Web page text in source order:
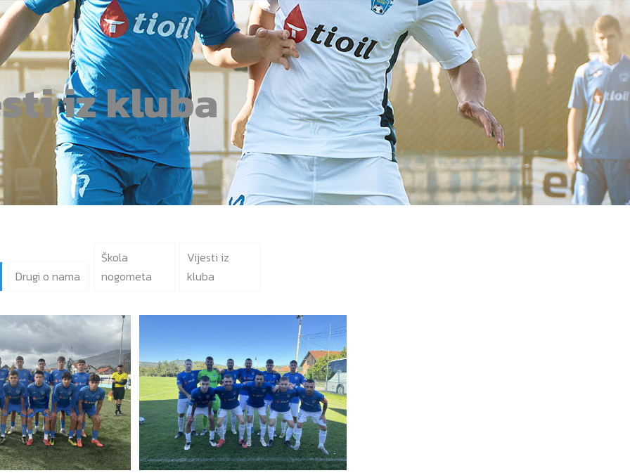
iz kluba
Drugi o nama
Škola
nogometa
Vijesti iz
kluba